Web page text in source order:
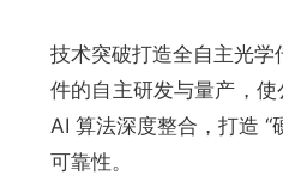
技术突破打造全自主光学
件的自主研发与量产，
AI 算法深度整合，打造
可靠性。